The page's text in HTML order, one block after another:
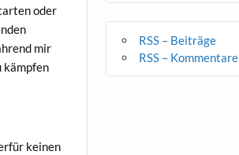
oder
mir
kämpfen
keinen
RSS – Beiträge
RSS – Kommentare